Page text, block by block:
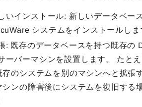
いインストール: 新しいデータベー
システムをインストールしま
: 既存のデータベースを持つ既存の
ーバーマシンを設置します。 たと
存のシステムを別のマシンへと拡張
シンの障害後にシステムを復旧する